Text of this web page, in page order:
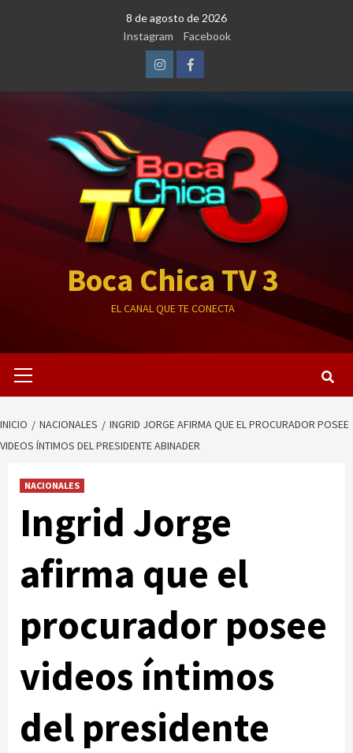
8 de agosto de 2026
Instagram
Facebook
InstagramFacebook
Boca Chica TV 3
EL CANAL QUE TE CONECTA
primario
INICIO NACIONALES
INGRID JORGE AFIRMA QUE EL PROCURADOR POSEE
VIDEOS ÍNTIMOS DEL PRESIDENTE ABINADER
NACIONALES
Ingrid Jorge
afirma que el
procurador posee
videos íntimos
del presidente